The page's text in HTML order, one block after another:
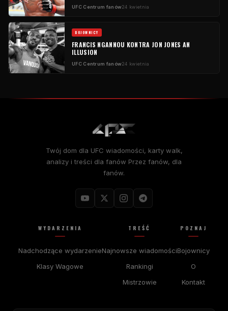
UFCCentrum fanów24 kwietnia
BOJOWNICY
FRANCIS NGANNOU KONTRA JON JONES AN
ILLUSION
UFCCentrum fanów24 kwietnia
Twój dom dla UFC wiadomości, karty walk,
analizy i treści dla fanów Przez fanów, dla
fanów.
WYDARZENIA
Nadchodzące wydarzenie
Klasy Wagowe
TREŚĆ
Najnowsze wiadomości
Rankingi
Mistrzowie
POZNAJ
Bojownicy
O
Kontakt